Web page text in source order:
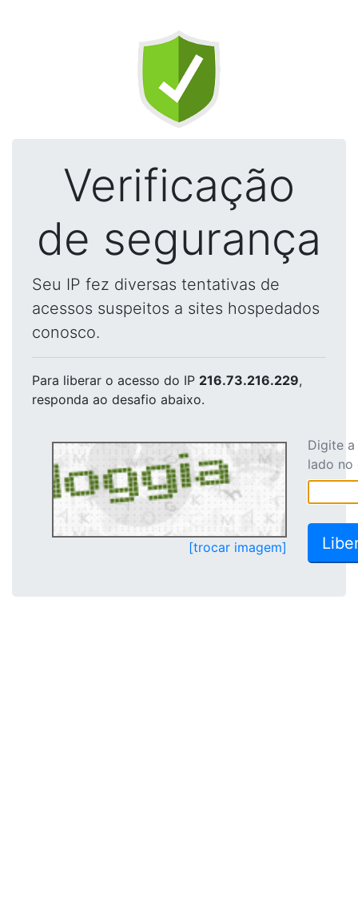
Verificação
de segurança
Seu IP fez diversas tentativas de
acessos suspeitos a sites hospedados
conosco.
Para liberar o acesso do IP 216.73.216.229,
responda ao desafio abaixo.
[trocar imagem]
Digite
lado no